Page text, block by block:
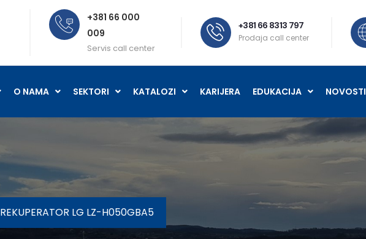
+381 66 000
009
Servis call center
+381 66 8313 797
Prodaja call center
O NAMA SEKTORI KATALOZI KARIJERA EDUKACIJA NOVOSTI
REKUPERATOR LG LZ-H050GBA5